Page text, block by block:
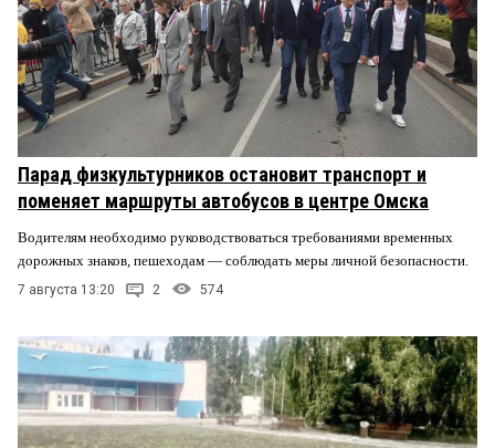
Парад физкультурников остановит транспорт и
поменяет маршруты автобусов в центре Омска
Водителям необходимо руководствоваться требованиями временных
дорожных знаков, пешеходам — соблюдать меры личной безопасности.
7 августа 13:20 2 574